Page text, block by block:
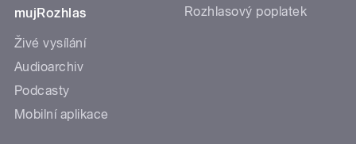
mujRozhlas
Živé vysílání
Audioarchiv
Podcasty
Mobilní aplikace
Rozhlasový poplatek